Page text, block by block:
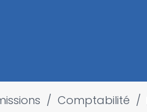
/ Comptabilité /